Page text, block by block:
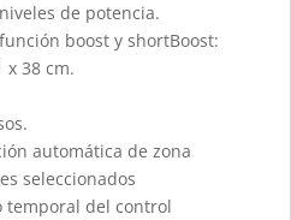
de potencia.
boost y shortBoost:
x 38 cm.
automática de zona
seleccionados
temporal del control